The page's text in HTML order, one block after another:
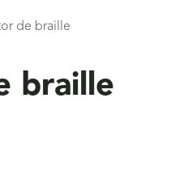
de braille
braille